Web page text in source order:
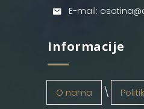
E-mail:
Informacije
O nama